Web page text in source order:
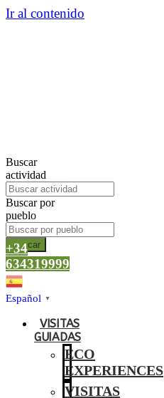
Ir al contenido
Buscar
actividad
Buscar por
pueblo
Buscar
+34
634319999
Español ▼
VISITAS
GUIADAS
ECO
EXPERIENCES
VISITAS